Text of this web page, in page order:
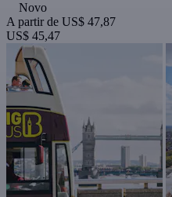
Novo
A partir de US$ 47,87
US$ 45,47